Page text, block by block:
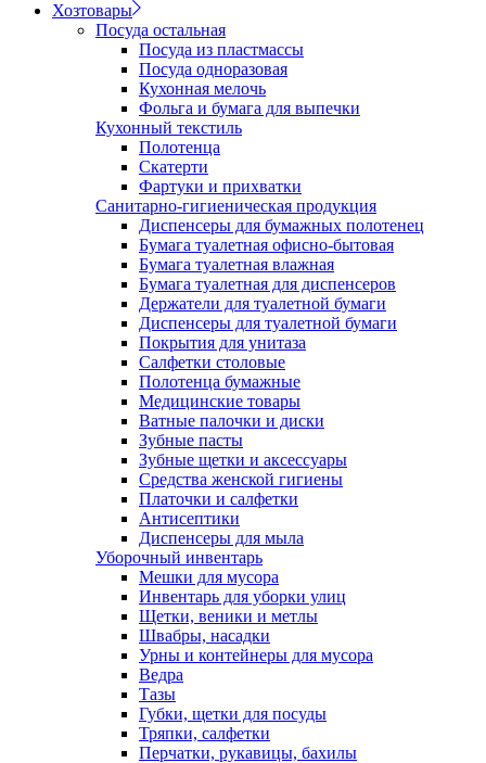
Хозтовары
Посуда остальная
Посуда из пластмассы
Посуда одноразовая
Кухонная мелочь
Фольга и бумага для выпечки
Кухонный текстиль
Полотенца
Скатерти
Фартуки и прихватки
Санитарно-гигиеническая продукция
Диспенсеры для бумажных полотенец
Бумага туалетная офисно-бытовая
Бумага туалетная влажная
Бумага туалетная для диспенсеров
Держатели для туалетной бумаги
Диспенсеры для туалетной бумаги
Покрытия для унитаза
Салфетки столовые
Полотенца бумажные
Медицинские товары
Ватные палочки и диски
Зубные пасты
Зубные щетки и аксессуары
Средства женской гигиены
Платочки и салфетки
Антисептики
Диспенсеры для мыла
Уборочный инвентарь
Мешки для мусора
Инвентарь для уборки улиц
Щетки, веники и метлы
Швабры, насадки
Урны и контейнеры для мусора
Ведра
Тазы
Губки, щетки для посуды
Тряпки, салфетки
Перчатки, рукавицы, бахилы